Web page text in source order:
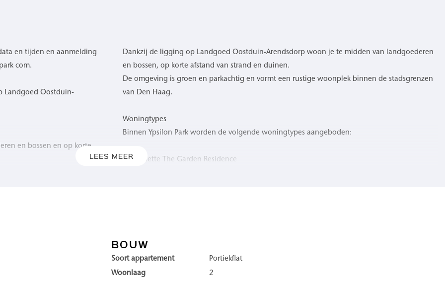
en tijden en aanmelding
com.
Landgoed Oostduin-
en bossen en op korte
veel licht en ruimte, mede
Dankzij de ligging op Landgoed Oostduin-Arendsdorp woon je te midden van landgoederen
en bossen, op korte afstand van strand en duinen.
De omgeving is groen en parkachtig en vormt een rustige woonplek binnen de stadsgrenzen
van Den Haag.
Woningtypes
Binnen Ypsilon Park worden de volgende woningtypes aangeboden:
Maisonette The Garden Residence
Apartment The Veranda
Penthouse The Horizon
LEES MEER
BOUW
Soort appartement
Portiekflat
Woonlaag
2